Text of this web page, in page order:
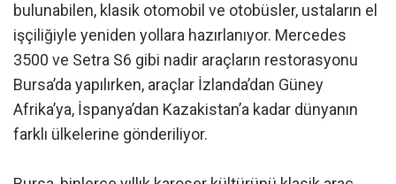
bulunabilen, klasik otomobil ve otobüsler, ustaların el
işçiliğiyle yeniden yollara hazırlanıyor. Mercedes
3500 ve Setra S6 gibi nadir araçların restorasyonu
Bursa’da yapılırken, araçlar İzlanda’dan Güney
Afrika’ya, İspanya’dan Kazakistan’a kadar dünyanın
farklı ülkelerine gönderiliyor.